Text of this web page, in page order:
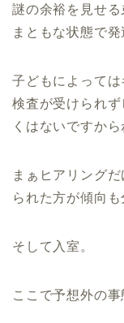
謎の余裕を見せ
まともな状態で
子どもによって
検査が受けられ
くはないですから
まぁヒアリング
られた方が傾向
そして入室。
ここで予想外の事